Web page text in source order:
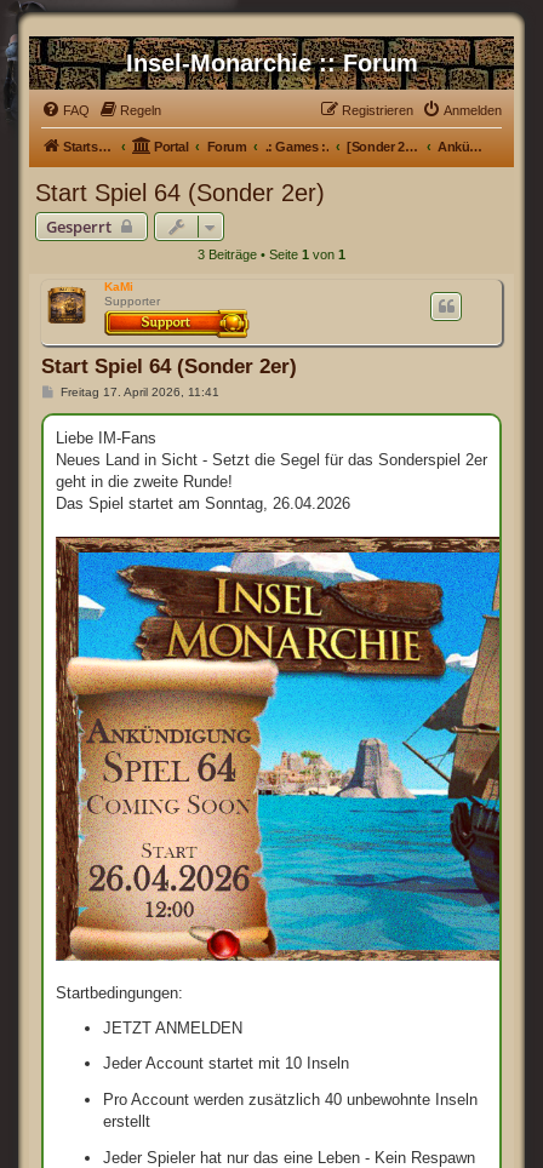
Insel-Monarchie :: Forum
FAQ Regeln Anmelden
Registrieren
Startseite Portal Forum .: Games :. [Sonder 2er] Spiel 64 Ankündigung
Start Spiel 64 (Sonder 2er)
Gesperrt
3 Beiträge • Seite 1 von 1
KaMi
Supporter
Start Spiel 64 (Sonder 2er)
B
i
t
a
g
Freitag 17. April 2026, 11:41
Liebe IM-Fans
Neues Land in Sicht - Setzt die Segel für das Sonderspiel 2er
geht in die zweite Runde!
Das Spiel startet am Sonntag, 26.04.2026
Startbedingungen:
JETZT ANMELDEN
Jeder Account startet mit 10 Inseln
Pro Account werden zusätzlich 40 unbewohnte Inseln
erstellt
Jeder Spieler hat nur das eine Leben - Kein Respawn